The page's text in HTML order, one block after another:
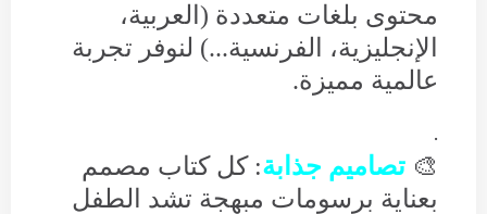
محتوى بلغات متعددة (العربية،
الإنجليزية، الفرنسية...) لنوفر تجربة
عالمية مميزة.
🎨 تصاميم جذابة: كل كتاب مصمم
بعناية برسومات مبهجة تشد الطفل